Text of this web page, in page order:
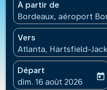
À partir de
Bordeaux, aéroport
Vers
Atlanta, Hartsfield-
Départ
fc-booking-
dim. 16 août 2026
today